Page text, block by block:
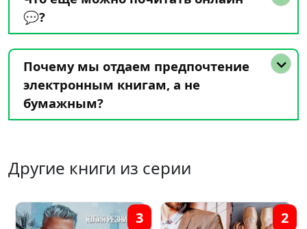
💬?
Почему мы отдаем предпочтение
электронным книгам, а не
бумажным?
Другие книги из серии
3 2